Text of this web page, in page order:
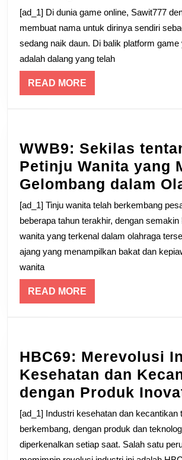
[ad_1] Di dunia game online, Sawit777
membuat nama untuk dirinya sendiri
sedang naik daun. Di balik platform
adalah dalang yang telah
READ MORE
MORE
WWB9: Sekilas
Petinju Wanita yang
Gelombang dalam
[ad_1] Tinju wanita telah berkembang
beberapa tahun terakhir, dengan
wanita yang terkenal dalam olahraga
ajang yang menampilkan bakat dan
wanita
READ MORE
MORE
HBC69: Merevolusi
Kesehatan dan
dengan Produk
[ad_1] Industri kesehatan dan kecantikan
berkembang, dengan produk dan
diperkenalkan setiap saat. Salah satu